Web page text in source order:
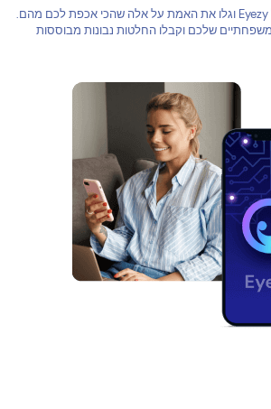
היכנס ללוח המחוונים של Eyezy וגלו את האמת על אלה שהכי אכפת לכם מהם.
שלכם וקבלו החלטות נבונות מבוססות